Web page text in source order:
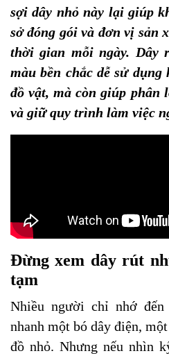
sợi dây nhỏ này lại giúp
sở đóng gói và đơn vị sản
thời gian mỗi ngày. Dây
màu bền chắc dễ sử dụng
đồ vật, mà còn giúp phân
và giữ quy trình làm việc
Đừng xem dây rút
tạm
Nhiều người chỉ nhớ
nhanh một bó dây điện,
đồ nhỏ. Nhưng nếu nhìn